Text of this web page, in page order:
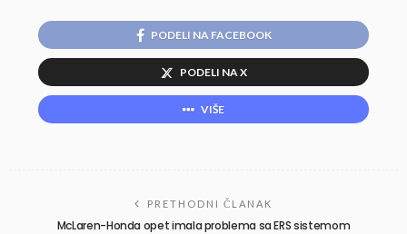
PODELI NA FACEBOOK
PODELI NA X
VIŠE
PRETHODNI ČLANAK
McLaren-Honda opet imala problema sa ERS sistemom